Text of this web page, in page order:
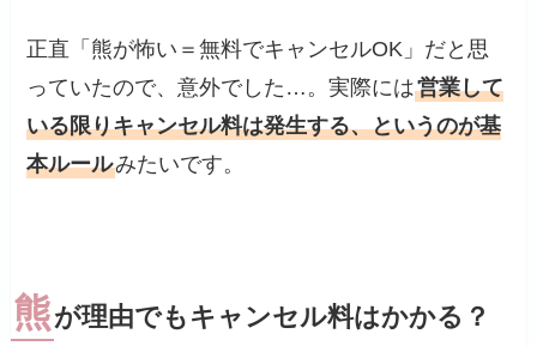
正直「熊が怖い＝無料でキャンセルOK」だと思
っていたので、意外でした…。実際には営業して
いる限りキャンセル料は発生する、というのが基
本ルールみたいです。
熊が理由でもキャンセル料はかかる？